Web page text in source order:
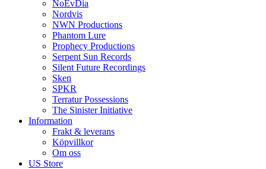
NoEvDia
Nordvis
NWN Productions
Phantom Lure
Prophecy Productions
Serpent Sun Records
Silent Future Recordings
Sken
SPKR
Terratur Possessions
The Sinister Initiative
Information
Frakt & leverans
Köpvillkor
Om oss
US Store